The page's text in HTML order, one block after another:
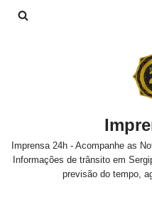
Imprensa 24h - Acompanhe as
Informações de trânsito em
previsão do tempo,